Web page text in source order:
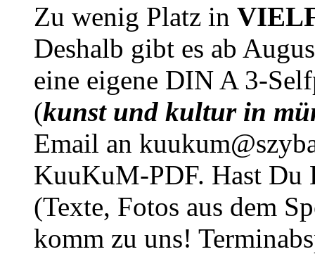
Zu wenig Platz in
Deshalb gibt es ab
eine eigene DIN A 3-
(kunst und kultur in
Email an
KuuKuM-PDF. Hast Du
(Texte, Fotos aus dem
komm zu uns!